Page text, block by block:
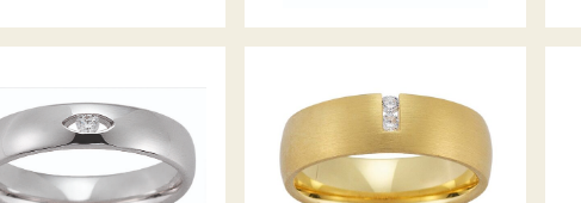
GERSTNER TRAURINGE GERSTNER TRAURINGE